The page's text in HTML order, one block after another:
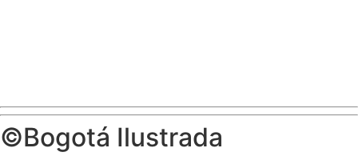
©Bogotá Ilustrada